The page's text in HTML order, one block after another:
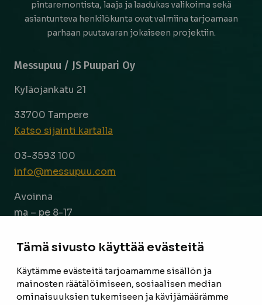
Tämä sivusto käyttää evästeitä
Käytämme evästeitä tarjoamamme sisällön ja
mainosten räätälöimiseen, sosiaalisen median
ominaisuuksien tukemiseen ja kävijämäärämme
pintaremontista, laaja ja laadukas valikoima sekä
asiantunteva henkilökunta ovat valmiina tarjoamaan
parhaan puutavaran jokaiseen projektiin.
Messupuu / JS Puupari Oy
Kyläojankatu 21
33700 Tampere
Katso sijainti kartalla
03-3593 100
info@messupuu.com
Avoinna
ma – pe 8-17
ETUSIVU